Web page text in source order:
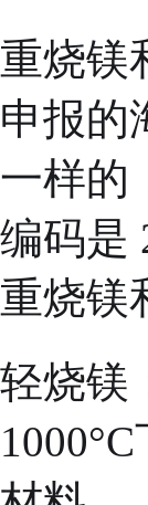
重烧镁
申报的
一样的
编码是
重烧镁
‌轻烧镁‌：以菱镁矿、水镁石或氢氧化镁为原料，在800–